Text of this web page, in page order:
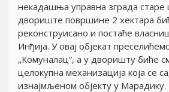
некадашња управна зграда старе
двориште површине 2 хектара
реконструисано и постаће
Инђија. У овај објекат
„Комуналац“, а у дворишту биће
целокупна механизација која се
изнајмљеном објекту у Марадику.